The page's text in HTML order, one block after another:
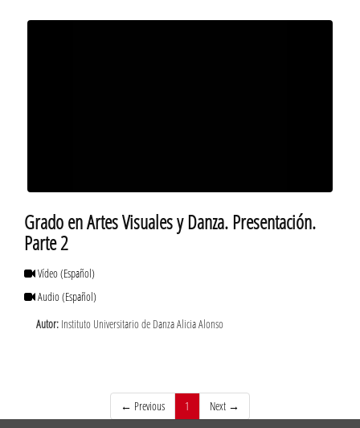
Grado en Artes Visuales y Danza. Presentación.
Parte 2
Vídeo(Español)
Audio(Español)
Autor: Instituto Universitario de Danza Alicia Alonso
← Previous 1 (current)Next →